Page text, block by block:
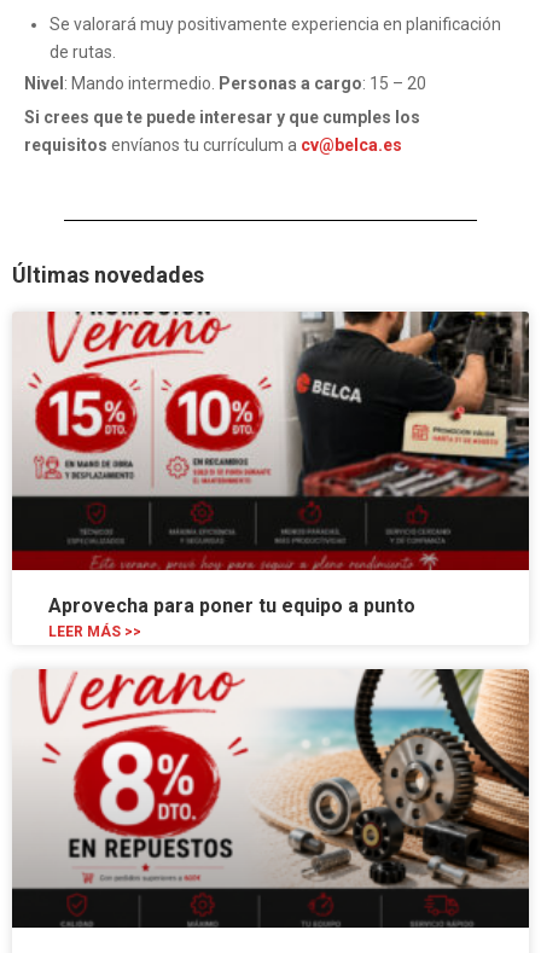
Se valorará muy positivamente experiencia en planificación
de rutas.
Nivel : Mando intermedio. Personas a cargo: 15 – 20
Si crees que te puede interesar y que cumples los
requisitos envíanos tu currículum a cv@belca.es
Últimas novedades
Aprovecha para poner tu equipo a punto
LEER MÁS >>